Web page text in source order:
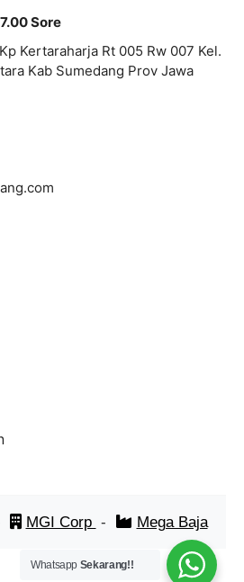
Sore
Kertaraharja Rt 005 Rw 007 Kel.
Kab Sumedang Prov Jawa
MGI Corp - Mega Baja
Whatsapp Sekarang!!